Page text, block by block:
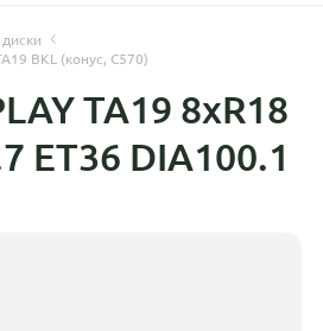
BKL (конус, C570)
TA19 8xR18
ET36 DIA100.1